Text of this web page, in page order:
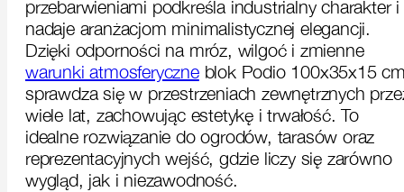
przebarwieniami podkreśla industrialny charakter i
nadaje aranżacjom minimalistycznej elegancji.
Dzięki odporności na mróz, wilgoć i zmienne
warunki atmosferyczneblok Podio 100x35x15
sprawdza się w przestrzeniach zewnętrznych
wiele lat, zachowując estetykę i trwałość. To
idealne rozwiązanie do ogrodów, tarasów oraz
reprezentacyjnych wejść, gdzie liczy się zarówno
wygląd, jak i niezawodność.